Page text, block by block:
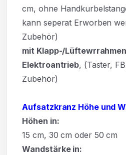
cm, ohne
kann seperat Erworben
Zubehör)
mit Klapp-/
Elektroantrieb, (Taster,
Zubehör)
Aufsatzkranz Höhe und
Höhen in:
15 cm, 30 cm oder 50 cm
Wandstärke in: